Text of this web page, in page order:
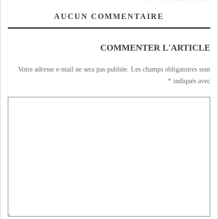
AUCUN COMMENTAIRE
COMMENTER L'ARTICLE
Votre adresse e-mail ne sera pas publiée. Les champs obligatoires sont
indiqués avec
*